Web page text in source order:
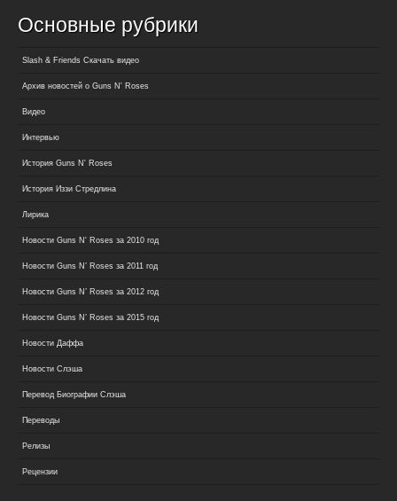
Основные рубрики
Slash & Friends Скачать видео
Архив новостей о Guns N' Roses
Видео
Интервью
История Guns N' Roses
История Иззи Стредлина
Лирика
Новости Guns N' Roses за 2010 год
Новости Guns N’ Roses за 2011 год
Новости Guns N’ Roses за 2012 год
Новости Guns N’ Roses за 2015 год
Новости Даффа
Новости Слэша
Перевод Биографии Слэша
Переводы
Релизы
Рецензии